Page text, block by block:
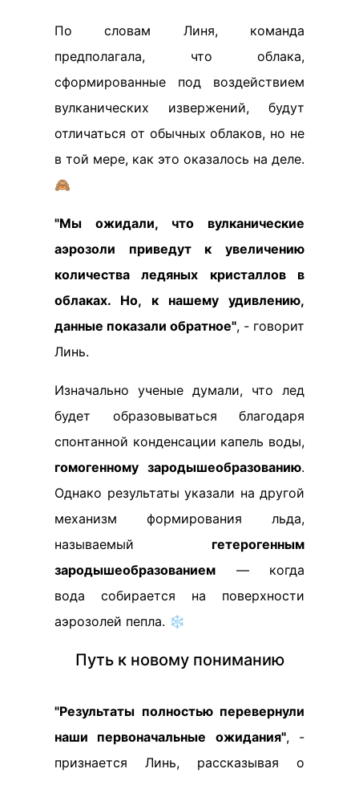
По словам Линя, команда
предполагала, что облака,
сформированные под воздействием
вулканических извержений, будут
отличаться от обычных облаков, но не
в той мере, как это оказалось на деле.
🙈
"Мы ожидали, что вулканические
аэрозоли приведут к увеличению
количества ледяных кристаллов в
облаках. Но, к нашему удивлению,
данные показали обратное", - говорит
Линь.
Изначально ученые думали, что лед
будет образовываться благодаря
спонтанной конденсации капель воды,
гомогенному зародышеобразованию.
Однако результаты указали на другой
механизм формирования льда,
называемый гетерогенным
зародышеобразованием — когда
вода собирается на поверхности
аэрозолей пепла. ❄️
Путь к новому пониманию
"Результаты полностью перевернули
наши первоначальные ожидания", -
признается Линь, рассказывая о